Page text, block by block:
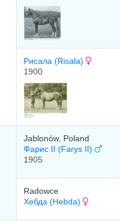
Рисала (Risala)
1900
Jablonów, Poland
Фарис II (Farys II)
1905
Radowce
Хебда (Hebda)